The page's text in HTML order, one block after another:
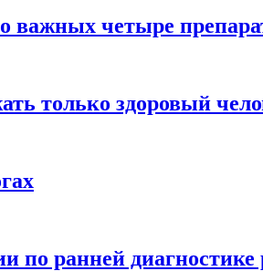
важных четыре
только здоровый
по ранней